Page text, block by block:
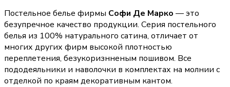
Постельное белье фирмы Софи Де Марко — это
безупречное качество продукции. Серия постельного
белья из 100% натурального сатина, отличает от
многих других фирм высокой плотностью
переплетения, безукоризнненым пошивом. Все
пододеяльники и наволочки в комплектах на молнии с
отделкой по краям декоративным кантом.